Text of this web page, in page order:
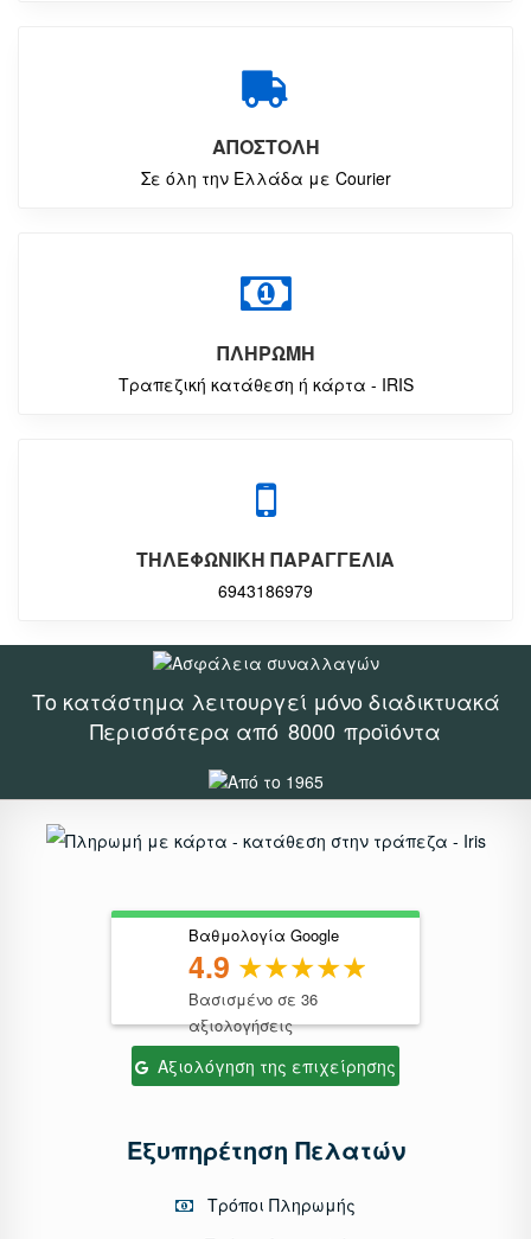
ΑΠΟΣΤΟΛΗ
Σε όλη την Ελλάδα με Courier
ΠΛΗΡΩΜΗ
Τραπεζική κατάθεση ή κάρτα - IRIS
ΤΗΛΕΦΩΝΙΚΗ ΠΑΡΑΓΓΕΛΙΑ
6943186979
Το κατάστημα λειτουργεί μόνο διαδικτυακά
Περισσότερα από 8000 προϊόντα
Βαθμολογία Google
4.9
Βασισμένο σε 36
αξιολογήσεις
Αξιολόγηση της επιχείρησης
Εξυπηρέτηση Πελατών
Τρόποι Πληρωμής